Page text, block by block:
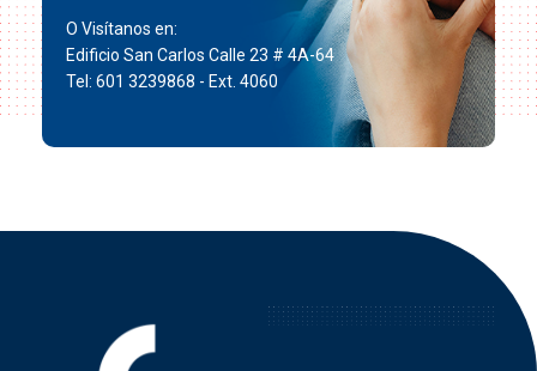
O Visítanos en:
Edificio San Carlos Calle 23 # 4A-64
Tel: 601 3239868 - Ext. 4060